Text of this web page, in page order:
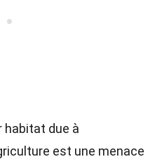
habitat due à
est une menace